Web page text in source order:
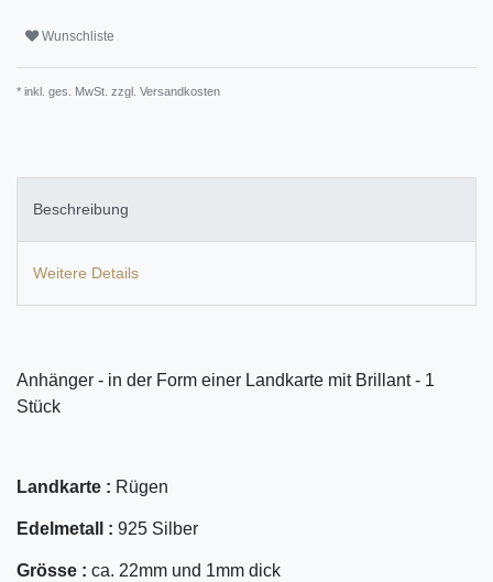
Wunschliste
* inkl. ges. MwSt. zzgl. Versandkosten
Beschreibung
Weitere Details
Anhänger - in der Form einer Landkarte mit Brillant - 1
Stück
Landkarte : Rügen
Edelmetall : 925 Silber
Grösse : ca. 22mm und 1mm dick